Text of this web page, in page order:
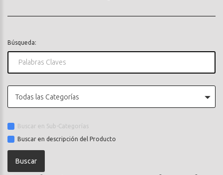
Búsqueda:
Todas las Categorías
Buscar en Sub-Categorías
Buscar en descripción del Producto